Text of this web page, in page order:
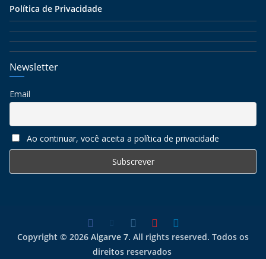
Política de Privacidade
Newsletter
Email
Ao continuar, você aceita a política de privacidade
Copyright © 2026 Algarve 7. All rights reserved. Todos os
direitos reservados